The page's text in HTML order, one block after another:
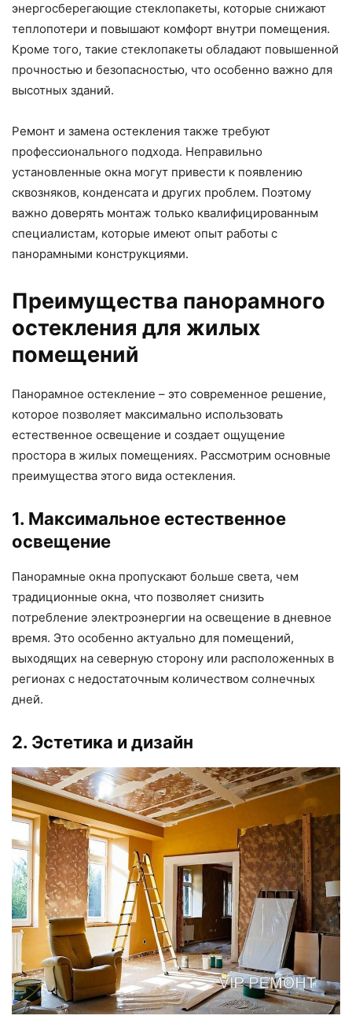
энергосберегающие стеклопакеты, которые снижают
теплопотери и повышают комфорт внутри помещения.
Кроме того, такие стеклопакеты обладают повышенной
прочностью и безопасностью, что особенно важно для
высотных зданий.
Ремонт и замена остекления также требуют
профессионального подхода. Неправильно
установленные окна могут привести к появлению
сквозняков, конденсата и других проблем. Поэтому
важно доверять монтаж только квалифицированным
специалистам, которые имеют опыт работы с
панорамными конструкциями.
Преимущества панорамного
остекления для жилых
помещений
Панорамное остекление – это современное решение,
которое позволяет максимально использовать
естественное освещение и создает ощущение
простора в жилых помещениях. Рассмотрим основные
преимущества этого вида остекления.
1. Максимальное естественное
освещение
Панорамные окна пропускают больше света, чем
традиционные окна, что позволяет снизить
потребление электроэнергии на освещение в дневное
время. Это особенно актуально для помещений,
выходящих на северную сторону или расположенных в
регионах с недостаточным количеством солнечных
дней.
2. Эстетика и дизайн